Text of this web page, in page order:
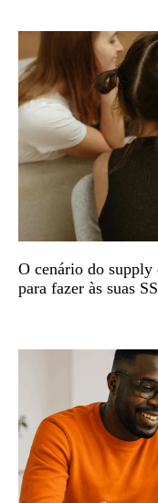
O cenário do supply
para fazer às suas